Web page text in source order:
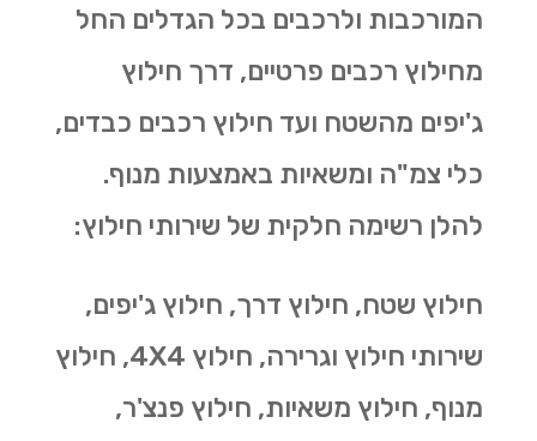
המורכבות ולרכבים בכל הגדלים החל
מחילוץ רכבים פרטיים, דרך חילוץ
ג'יפים מהשטח ועד חילוץ רכבים כבדים,
כלי צמ"ה ומשאיות באמצעות מנוף.
להלן רשימה חלקית של שירותי חילוץ:
חילוץ שטח, חילוץ דרך, חילוץ ג'יפים,
שירותי חילוץ וגרירה, חילוץ 4X4, חילוץ
מנוף, חילוץ משאיות, חילוץ פנצ'ר,